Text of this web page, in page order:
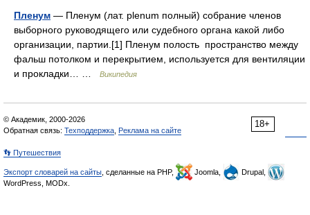
Пленум — Пленум (лат. plenum полный) собрание членов
выборного руководящего или судебного органа какой либо
организации, партии.[1] Пленум полость пространство между
фальш потолком и перекрытием, используется для вентиляции
и прокладки… …
Википедия
18+
© Академик, 2000-2026
Обратная связь: Техподдержка Реклама на сайте
👣 Путешествия
Экспорт словарей на сайты , сделанные на PHP, Joomla,
Drupal,
WordPress, MODx.